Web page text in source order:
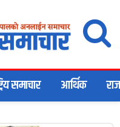
समाचार आर्थिक